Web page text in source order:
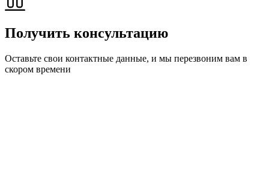
Получить консультацию
Оставьте свои контактные данные, и мы перезвоним вам в
скором времени